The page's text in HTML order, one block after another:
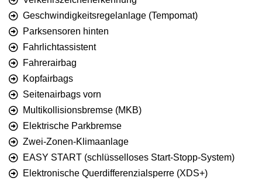
Geschwindigkeitsregelanlage (Tempomat)
Parksensoren hinten
Fahrlichtassistent
Fahrerairbag
Kopfairbags
Seitenairbags vorn
Multikollisionsbremse (MKB)
Elektrische Parkbremse
Zwei-Zonen-Klimaanlage
EASY START (schlüsselloses Start-Stopp-System)
Elektronische Querdifferenzialsperre (XDS+)